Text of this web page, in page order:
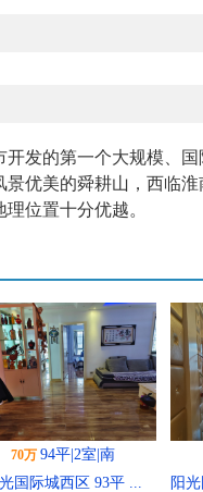
发的第一个大规模、
优美的舜耕山，西临
位置十分优越。
64万120平|3室|南
国际城西区精装3房矿...
矿